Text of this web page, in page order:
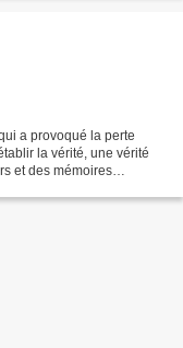
a provoqué la perte
la vérité, une vérité
et des mémoires